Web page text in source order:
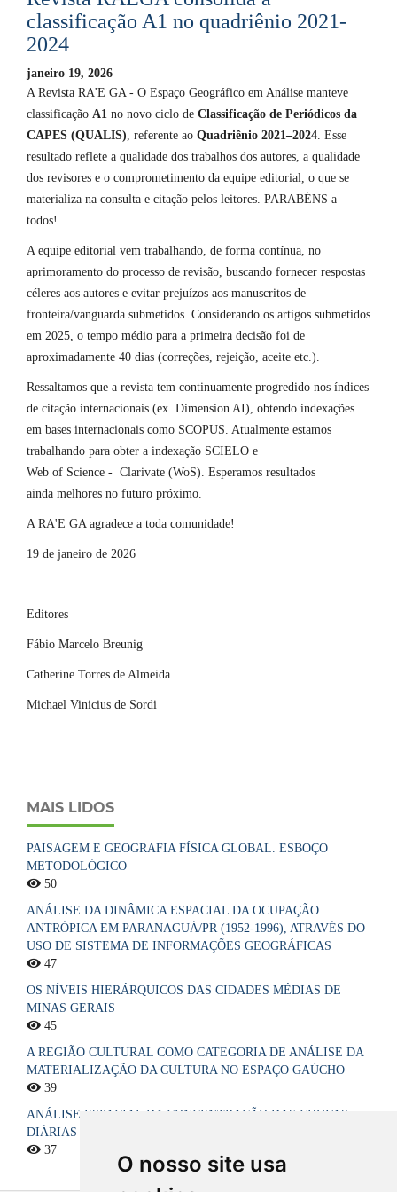
O nosso site usa
classificação A1 no quadriênio 2021-
2024
janeiro 19, 2026
A Revista RA'E GA - O Espaço Geográfico em Análise manteve
classificação A1 no novo ciclo de Classificação de Periódicos da
CAPES (QUALIS) , referente ao Quadriênio 2021–2024 . Esse
resultado reflete a qualidade dos trabalhos dos autores, a qualidade
dos revisores e o comprometimento da equipe editorial, o que se
materializa na consulta e citação pelos leitores. PARABÉNS a
todos!
A equipe editorial vem trabalhando, de forma contínua, no
aprimoramento do processo de revisão, buscando fornecer respostas
céleres aos autores e evitar prejuízos aos manuscritos de
fronteira/vanguarda submetidos. Considerando os artigos submetidos
em 2025, o tempo médio para a primeira decisão foi de
aproximadamente 40 dias (correções, rejeição, aceite etc.).
Ressaltamos que a revista tem continuamente progredido nos índices
de citação internacionais (ex. Dimension AI), obtendo indexações
em bases internacionais como SCOPUS. Atualmente estamos
trabalhando para obter a indexação SCIELO e
Web of Science - Clarivate (WoS). Esperamos resultados
ainda melhores no futuro próximo.
A RA'E GA agradece a toda comunidade!
19 de janeiro de 2026
Editores
Fábio Marcelo Breunig
Catherine Torres de Almeida
Michael Vinicius de Sordi
MAIS LIDOS
PAISAGEM E GEOGRAFIA FÍSICA GLOBAL. ESBOÇO
METODOLÓGICO
50
ANÁLISE DA DINÂMICA ESPACIAL DA OCUPAÇÃO
ANTRÓPICA EM PARANAGUÁ/PR (1952-1996), ATRAVÉS DO
USO DE SISTEMA DE INFORMAÇÕES GEOGRÁFICAS
47
OS NÍVEIS HIERÁRQUICOS DAS CIDADES MÉDIAS DE
MINAS GERAIS
45
A REGIÃO CULTURAL COMO CATEGORIA DE ANÁLISE DA
MATERIALIZAÇÃO DA CULTURA NO ESPAÇO GAÚCHO
39
ANÁLISE ESPACIAL DA CONCENTRAÇÃO DAS CHUVAS
DIÁRIAS NO ESTADO DA PARAÍBA, BRASIL
37